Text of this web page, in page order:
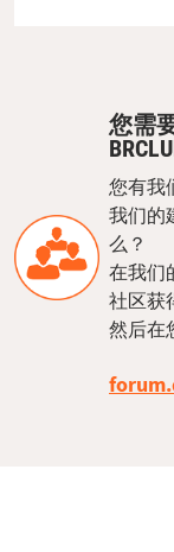
您需
您有我
我们的
么？
在我们
社区获
然后在